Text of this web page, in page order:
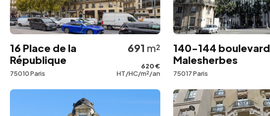
16 Place de la
République
75010 Paris
691 m²
620 €
HT/HC/m²/an
140-144 boulevard
Malesherbes
75017 Paris